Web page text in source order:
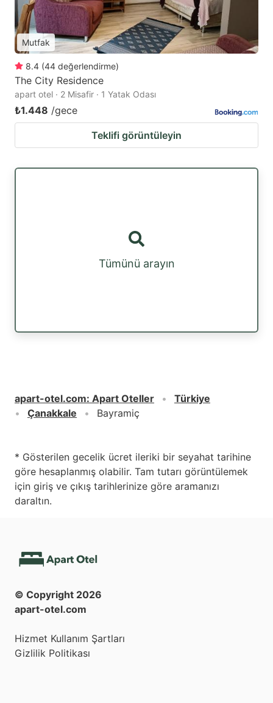
Mutfak
8.4 (44 değerlendirme)
The City Residence
apart otel · 2 Misafir · 1 Yatak Odası
₺1.448 /gece
Teklifi görüntüleyin
Tümünü arayın
apart-otel.com: Apart Oteller
Türkiye
Çanakkale
Bayramiç
* Gösterilen gecelik ücret ileriki bir seyahat tarihine
göre hesaplanmış olabilir. Tam tutarı görüntülemek
için giriş ve çıkış tarihlerinize göre aramanızı
daraltın.
© Copyright 2026
apart-otel.com
Hizmet Kullanım Şartları
Gizlilik Politikası